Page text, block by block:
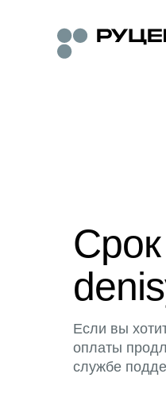
Если вы
оплаты
службе